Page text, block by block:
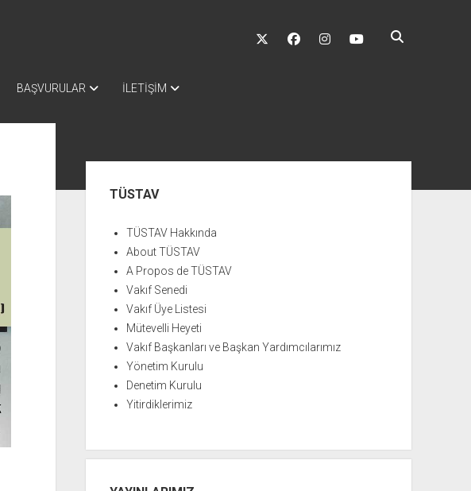
twitter facebookinstagramyoutube
BAŞVURULAR İLETİŞİM
MenüTÜSTAV
TÜSTAV Hakkında
About TÜSTAV
A Propos de TÜSTAV
Vakıf Senedi
Vakıf Üye Listesi
Mütevelli Heyeti
Vakıf Başkanları ve Başkan Yardımcılarımız
Yönetim Kurulu
Denetim Kurulu
Yitirdiklerimiz